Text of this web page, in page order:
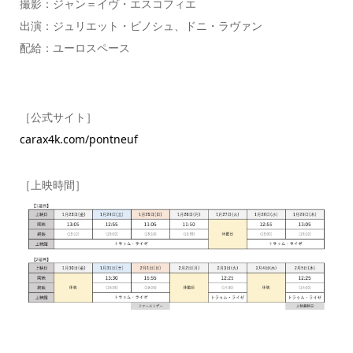
撮影：ジャン＝イヴ・エスコフィエ
出演：ジュリエット・ビノシュ、ドニ・ラヴァン
配給：ユーロスペース
［公式サイト］
carax4k.com/pontneuf
［上映時間］